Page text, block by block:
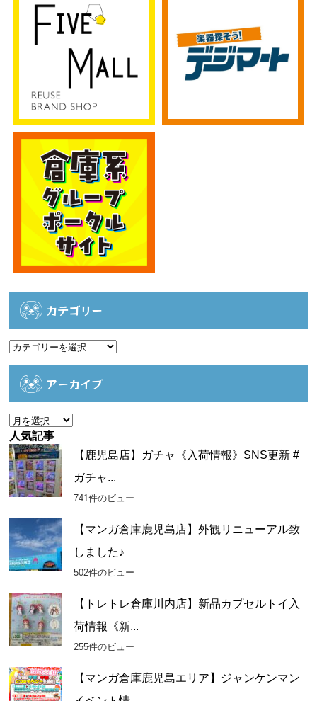
カテゴリー
カ
アーカイブ
ア
ー
カ
イ
ブ
人気記事
【鹿児島店】ガチャ《入荷情報》SNS更新 #
ガチャ...
741件のビュー
【マンガ倉庫鹿児島店】外観リニューアル致
しました♪
502件のビュー
【トレトレ倉庫川内店】新品カプセルトイ入
荷情報《新...
255件のビュー
【マンガ倉庫鹿児島エリア】ジャンケンマン